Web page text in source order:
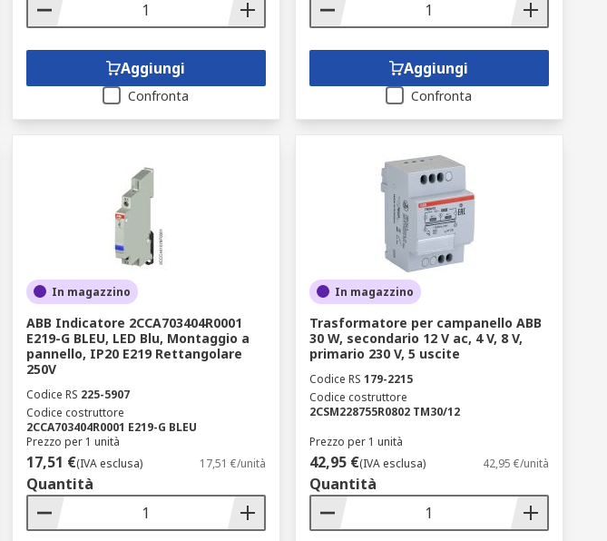
Aggiungi
Confronta
Aggiungi
Confronta
In magazzino
ABB Indicatore 2CCA703404R0001
E219-G BLEU, LED Blu, Montaggio a
pannello, IP20 E219 Rettangolare
250V
Codice RS 225-5907
Codice costruttore
2CCA703404R0001 E219-G BLEU
Prezzo per 1 unità
17,51 €(IVA esclusa) 17,51 €/unità
Quantità
In magazzino
Trasformatore per campanello ABB
30 W, secondario 12 V ac, 4 V, 8 V,
primario 230 V, 5 uscite
Codice RS 179-2215
Codice costruttore
2CSM228755R0802 TM30/12
Prezzo per 1 unità
42,95 €(IVA esclusa) 42,95 €/unità
Quantità